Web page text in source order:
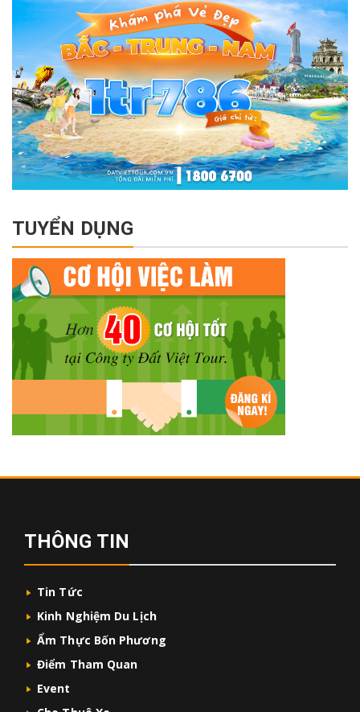
TUYỂN DỤNG
THÔNG TIN
Tin Tức
Kinh Nghiệm Du Lịch
Ẩm Thực Bốn Phương
Điểm Tham Quan
Event